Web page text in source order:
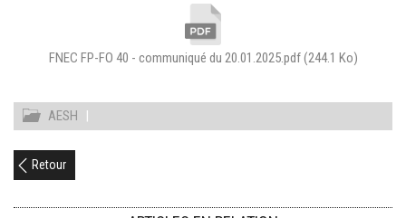
FNEC FP-FO 40 - communiqué du 20.01.2025.pdf(244.1 Ko)
AESH |
Retour